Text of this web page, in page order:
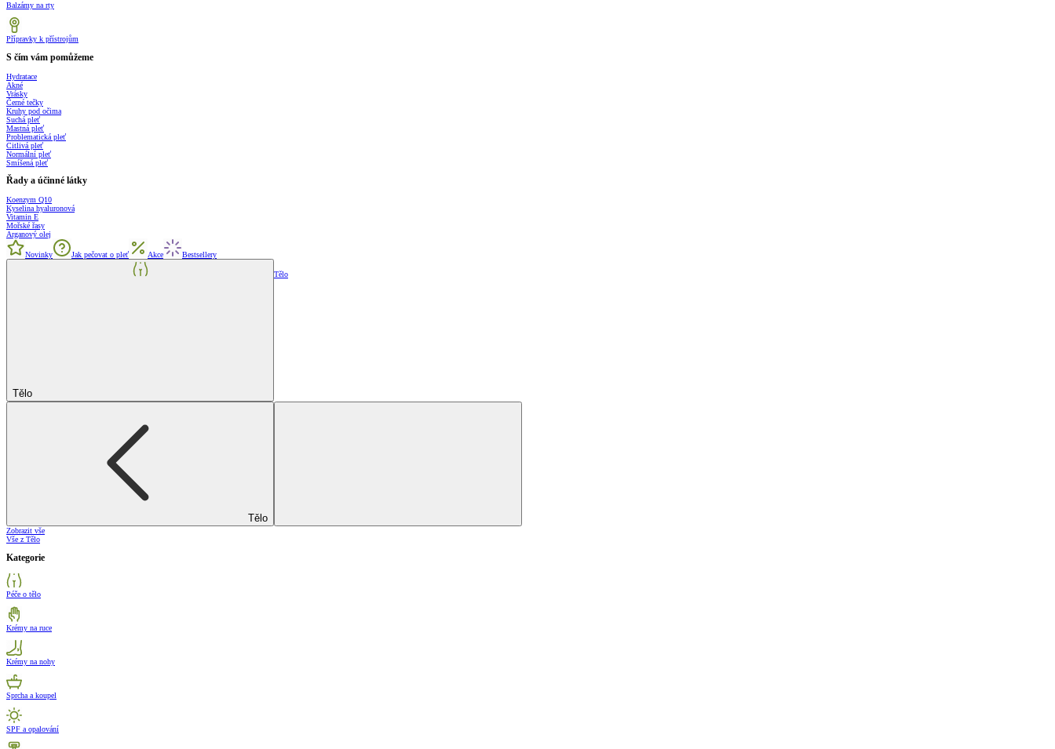
Balzámy na rty
Přípravky k přístrojům
S čím vám pomůžeme
Hydratace
Akné
Vrásky
Černé tečky
Kruhy pod očima
Suchá pleť
Mastná pleť
Problematická pleť
Citlivá pleť
Normální pleť
Smíšená pleť
Řady a účinné látky
Koenzym Q10
Kyselina hyaluronová
Vitamin E
Mořské řasy
Arganový olej
Novinky Jak pečovat o pleť Akce Bestsellery
Tělo
Tělo
Tělo
Zobrazit vše
Vše z Tělo
Kategorie
Péče o tělo
Krémy na ruce
Krémy na nohy
Sprcha a koupel
SPF a opalování